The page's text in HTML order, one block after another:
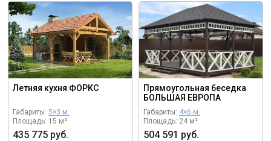
Летняя кухня ФОРКС
Габариты: 5×3 м.
Площадь: 15 м²
435 775 руб.
Прямоугольная беседка
БОЛЬШАЯ ЕВРОПА
Габариты: 4×6 м.
Площадь: 24 м²
504 591 руб.